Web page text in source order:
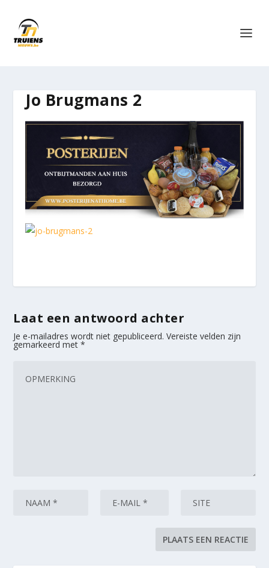
Jo Brugmans 2
Laat een antwoord achter
Je e-mailadres wordt niet gepubliceerd. Vereiste velden zijn
gemarkeerd met*